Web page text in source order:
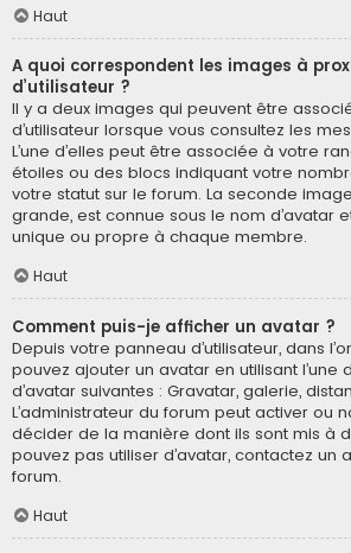
Haut
A quoi correspondent les images à
d’utilisateur ?
Il y a deux images qui peuvent être
d’utilisateur lorsque vous consultez les
L’une d’elles peut être associée à votre
étoiles ou des blocs indiquant votre
votre statut sur le forum. La seconde
grande, est connue sous le nom d’avatar
unique ou propre à chaque membre.
Haut
Comment puis-je afficher un avatar ?
Depuis votre panneau d’utilisateur, dans
pouvez ajouter un avatar en utilisant l’une
d’avatar suivantes : Gravatar, galerie,
L’administrateur du forum peut activer ou
décider de la manière dont ils sont mis à
pouvez pas utiliser d’avatar, contactez un
forum.
Haut